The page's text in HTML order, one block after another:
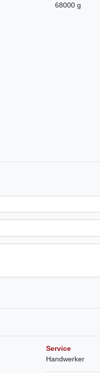
68000 g
Service
Handwerker